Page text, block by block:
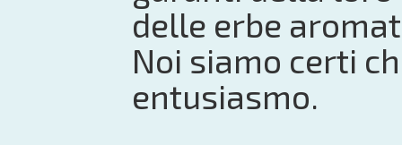
delle erbe
Noi siamo certi
entusiasmo.